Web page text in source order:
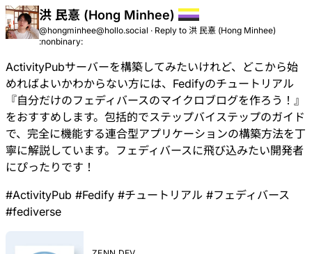
洪 民憙 (Hong Minhee)
@hongminhee@hollo.social · Reply to 洪 民憙 (Hong Minhee)
:nonbinary:
ActivityPubサーバーを構築してみたいけれど、どこから始
めればよいかわからない方には、Fedifyのチュートリアル
『自分だけのフェディバースのマイクロブログを作ろう！ 』
をおすすめします。包括的でステップバイステップのガイド
で、完全に機能する連合型アプリケーションの構築方法を丁
寧に解説しています。フェディバースに飛び込みたい開発者
にぴったりです！
#ActivityPub #Fedify #チュートリアル #フェディバース
#fediverse